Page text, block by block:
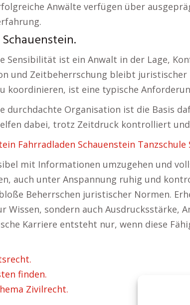
Anwälte verfügen über
Sensibilität ist ein Anwalt in der Lage,
und Zeitbeherrschung bleibt
koordinieren, ist eine typische
durchdachte Organisation ist die Basis
dabei, trotz Zeitdruck kontrolliert
Fahrradladen Schauenstein Tanzschule
mit Informationen umzugehen und
auch unter Anspannung ruhig und
Beherrschen juristischer Normen.
sondern auch Ausdrucksstärke,
Karriere entsteht nur, wenn diese
finden.
Zivilrecht.